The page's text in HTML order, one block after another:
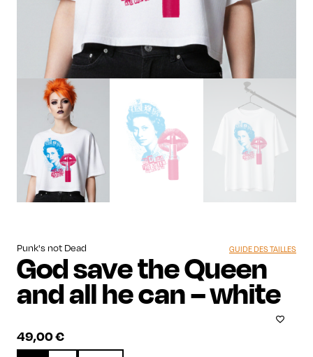
Punk's not Dead
God save the Queen
and all he can – white
49,00€
GUIDE DES TAILLES